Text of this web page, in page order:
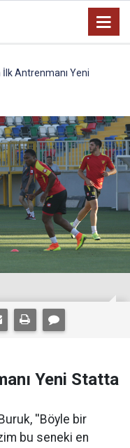
Antrenmanı Yeni
Yeni Statta
''Böyle bir
bu seneki en